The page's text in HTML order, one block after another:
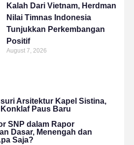
Kalah Dari Vietnam, Herdman
Nilai Timnas Indonesia
Tunjukkan Perkembangan
Positif
August 7, 2026
Arsitektur Kapel Sistina,
Paus Baru
SNP dalam Rapor
Dasar, Menengah dan
Saja?